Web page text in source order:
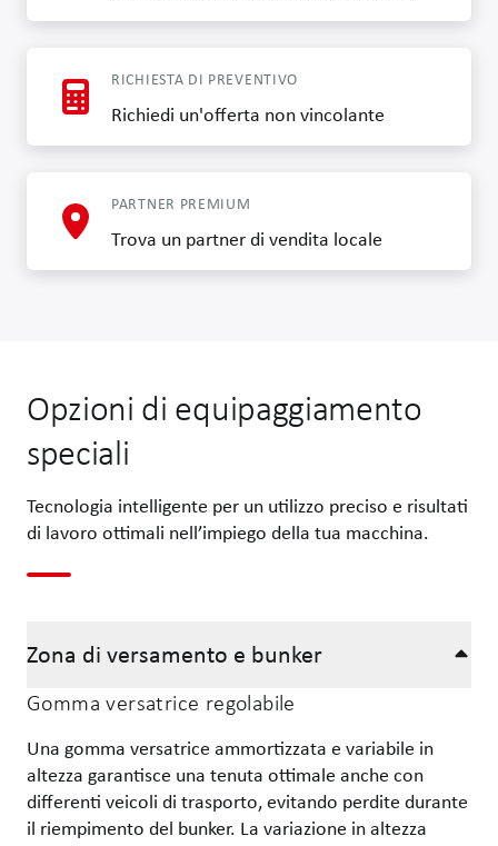
RICHIESTA DI PREVENTIVO
Richiedi un'offerta non vincolante
PARTNER PREMIUM
Trova un partner di vendita locale
Opzioni di equipaggiamento
speciali
Tecnologia intelligente per un utilizzo preciso e risultati
di lavoro ottimali nell’impiego della tua macchina.
Zona di versamento e bunker
Gomma versatrice regolabile
Una gomma versatrice ammortizzata e variabile in
altezza garantisce una tenuta ottimale anche con
differenti veicoli di trasporto, evitando perdite durante
il riempimento del bunker. La variazione in altezza